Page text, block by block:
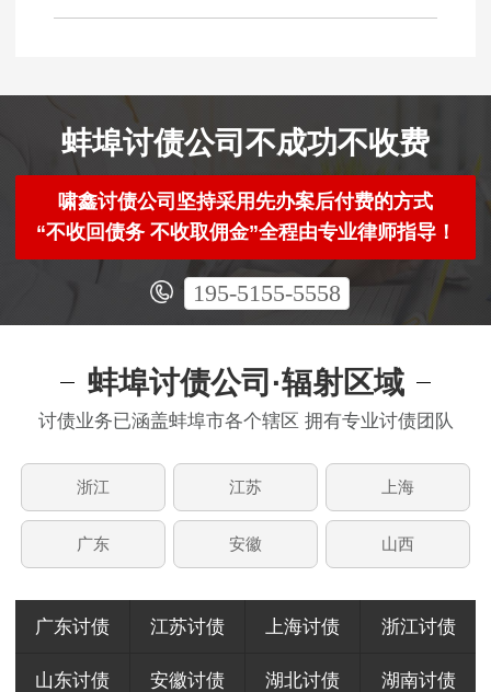
蚌埠讨债公司不成功不收费
啸鑫讨债公司坚持采用先办案后付费的方式
“不收回债务 不收取佣金”全程由专业律师指导！
195-5155-5558
蚌埠讨债公司·辐射区域
讨债业务已涵盖蚌埠市各个辖区 拥有专业讨债团队
浙江 江苏 上海
广东 安徽 山西
广东讨债 江苏讨债 上海讨债 浙江讨债
山东讨债 安徽讨债 湖北讨债 湖南讨债